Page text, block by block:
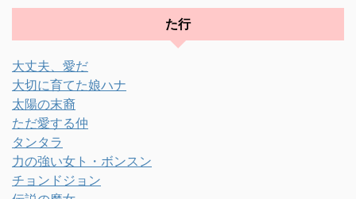
た行
大丈夫、愛だ
大切に育てた娘ハナ
太陽の末裔
ただ愛する仲
タンタラ
力の強い女ト・ボンスン
チョンドジョン